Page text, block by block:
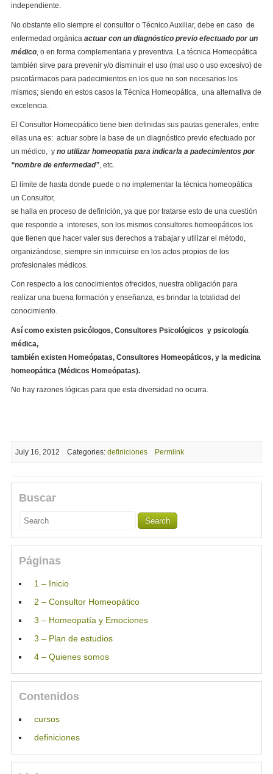
independiente.
No obstante ello siempre el consultor o Técnico Auxiliar, debe en caso de
enfermedad orgánica actuar con un diagnóstico previo efectuado por un
médico , o en forma complementaria y preventiva. La técnica Homeopática
también sirve para prevenir y/o disminuir el uso (mal uso o uso excesivo) de
psicofármacos para padecimientos en los que no son necesarios los
mismos; siendo en estos casos la Técnica Homeopática, una alternativa de
excelencia.
El Consultor Homeopático tiene bien definidas sus pautas generales, entre
ellas una es: actuar sobre la base de un diagnóstico previo efectuado por
un médico, y no utilizar homeopatía para indicarla a padecimientos por
“nombre de enfermedad”, etc.
El límite de hasta donde puede o no implementar la técnica homeopática
un Consultor,
se halla en proceso de definición, ya que por tratarse esto de una cuestión
que responde a intereses, son los mismos consultores homeopáticos los
que tienen que hacer valer sus derechos a trabajar y utilizar el método,
organizándose, siempre sin inmicuirse en los actos propios de los
profesionales médicos.
Con respecto a los conocimientos ofrecidos, nuestra obligación para
realizar una buena formación y enseñanza, es brindar la totalidad del
conocimiento.
Así como existen psicólogos, Consultores Psicológicos y psicología
médica,
también existen Homeópatas, Consultores Homeopáticos, y la medicina
homeopática (Médicos Homeópatas).
No hay razones lógicas para que esta diversidad no ocurra.
July 16, 2012 Categories: definiciones Permlink
Buscar
Páginas
1 – Inicio
2 – Consultor Homeopático
3 – Homeopatía y Emociones
3 – Plan de estudios
4 – Quienes somos
Contenidos
cursos
definiciones